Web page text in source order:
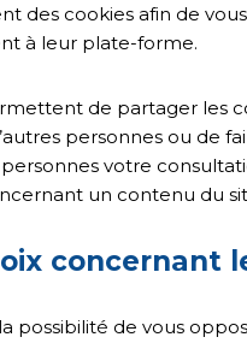
des cookies afin de
à leur plate-forme.
de partager les
personnes ou de
votre
un contenu du
concernant
possibilité de vous